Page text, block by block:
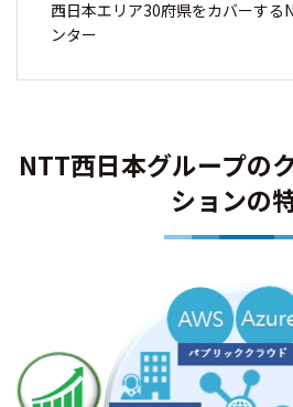
西日本エリア30府県をカバーする
ンター
NTT西日本グループの
ションの